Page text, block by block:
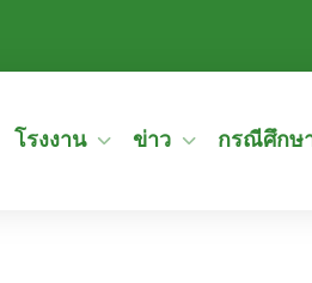
โรงงาน ข่าว กรณีศึกษ